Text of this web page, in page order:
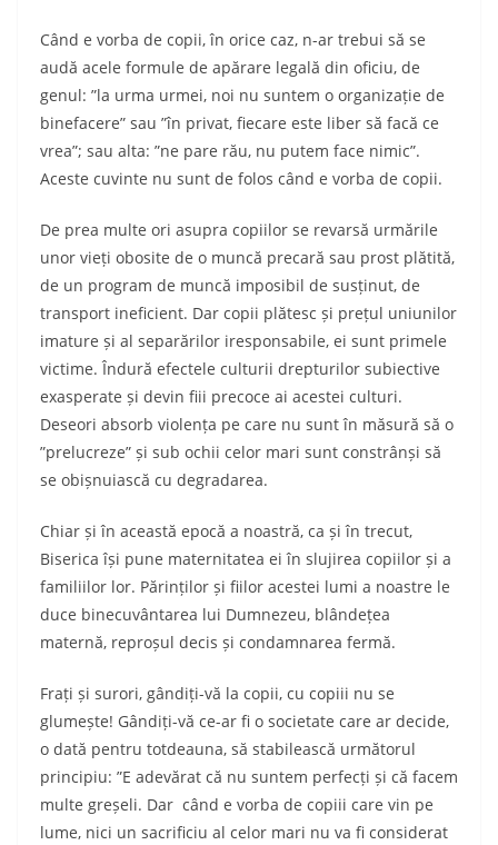
Când e vorba de copii, în orice caz, n-ar trebui să se
audă acele formule de apărare legală din oficiu, de
genul: ”la urma urmei, noi nu suntem o organizație de
binefacere” sau ”în privat, fiecare este liber să facă ce
vrea”; sau alta: ”ne pare rău, nu putem face nimic”.
Aceste cuvinte nu sunt de folos când e vorba de copii.
De prea multe ori asupra copiilor se revarsă urmările
unor vieți obosite de o muncă precară sau prost plătită,
de un program de muncă imposibil de susținut, de
transport ineficient. Dar copii plătesc și prețul uniunilor
imature și al separărilor iresponsabile, ei sunt primele
victime. Îndură efectele culturii drepturilor subiective
exasperate și devin fiii precoce ai acestei culturi.
Deseori absorb violența pe care nu sunt în măsură să o
”prelucreze” și sub ochii celor mari sunt constrânși să
se obișnuiască cu degradarea.
Chiar și în această epocă a noastră, ca și în trecut,
Biserica își pune maternitatea ei în slujirea copiilor și a
familiilor lor. Părinților și fiilor acestei lumi a noastre le
duce binecuvântarea lui Dumnezeu, blândețea
maternă, reproșul decis și condamnarea fermă.
Frați și surori, gândiți-vă la copii, cu copiii nu se
glumește! Gândiți-vă ce-ar fi o societate care ar decide,
o dată pentru totdeauna, să stabilească următorul
principiu: ”E adevărat că nu suntem perfecți și că facem
multe greșeli. Dar când e vorba de copiii care vin pe
lume, nici un sacrificiu al celor mari nu va fi considerat